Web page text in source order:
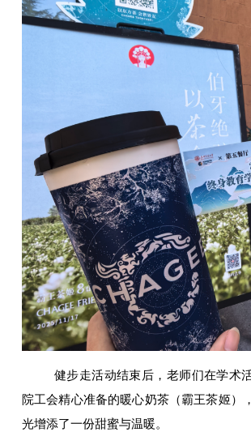
健步走活动结束后，老师们在学术
院工会精心准备的暖心奶茶（霸王茶姬）
光增添了一份甜蜜与温暖。